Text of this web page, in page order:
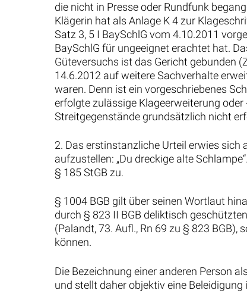
die nicht in Presse oder Rundfunk
Klägerin hat als Anlage K 4 zur
Satz 3, 5 I BaySchlG vom 4.10.2011
BaySchlG für ungeeignet erachtet hat.
Güteversuchs ist das Gericht gebunden
14.6.2012 auf weitere Sachverhalte
waren. Denn ist ein vorgeschriebenes
erfolgte zulässige Klageerweiterung
Streitgegenstände grundsätzlich nicht
2. Das erstinstanzliche Urteil erwies sich
aufzustellen: „Du dreckige alte
§ 185 StGB zu.
§ 1004 BGB gilt über seinen Wortlaut
durch § 823 II BGB deliktisch
(Palandt, 73. Aufl., Rn 69 zu § 823
können.
Die Bezeichnung einer anderen Person
und stellt daher objektiv eine Beleidigung